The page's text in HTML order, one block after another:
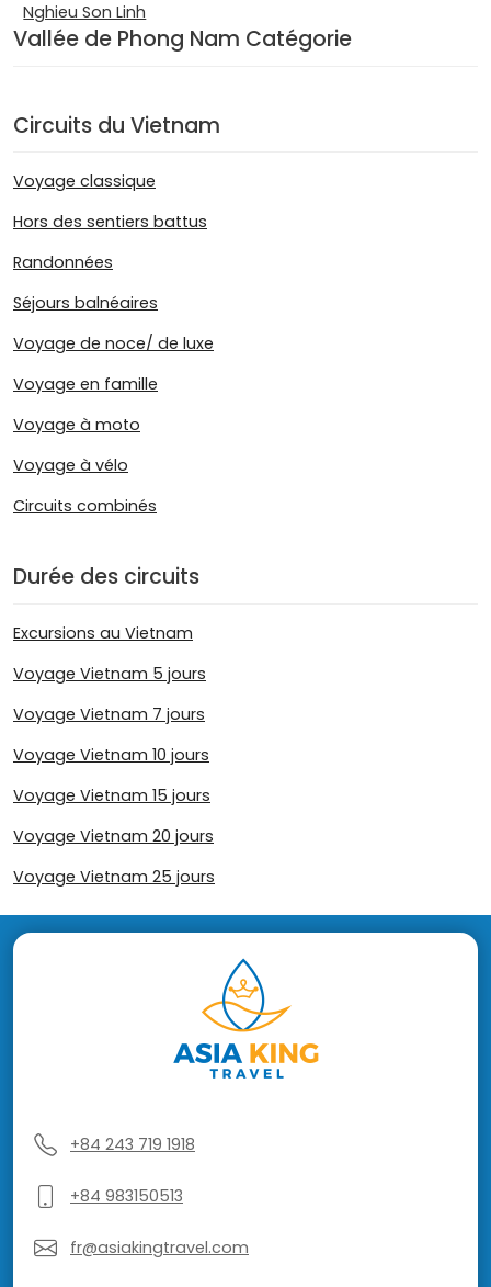
Nghieu Son Linh
Vallée de Phong Nam Catégorie
Circuits du Vietnam
Voyage classique
Hors des sentiers battus
Randonnées
Séjours balnéaires
Voyage de noce/ de luxe
Voyage en famille
Voyage à moto
Voyage à vélo
Circuits combinés
Durée des circuits
Excursions au Vietnam
Voyage Vietnam 5 jours
Voyage Vietnam 7 jours
Voyage Vietnam 10 jours
Voyage Vietnam 15 jours
Voyage Vietnam 20 jours
Voyage Vietnam 25 jours
+84 243 719 1918
+84 983150513
fr@asiakingtravel.com